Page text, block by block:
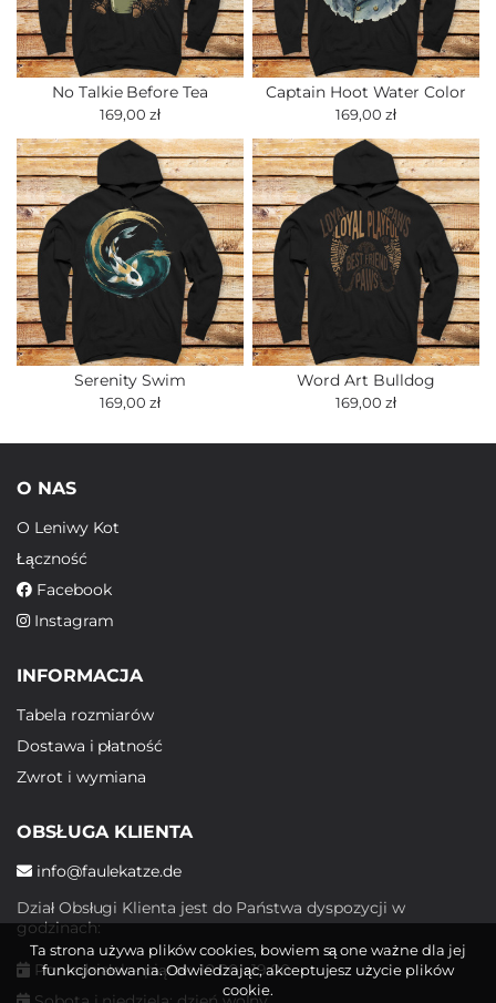
No Talkie Before Tea
169,00 zł
Captain Hoot Water Color
169,00 zł
Serenity Swim
169,00 zł
Word Art Bulldog
169,00 zł
O NAS
O Leniwy Kot
Łączność
Facebook
Instagram
INFORMACJA
Tabela rozmiarów
Dostawa i płatność
Zwrot i wymiana
OBSŁUGA KLIENTA
info@faulekatze.de
Dział Obsługi Klienta jest do Państwa dyspozycji w
godzinach:
Poniedziałek - piątek: 10:00 - 19:00
Ta strona używa plików cookies, bowiem są one ważne dla jej
funkcjonowania. Odwiedzając, akceptujesz użycie plików
cookie.